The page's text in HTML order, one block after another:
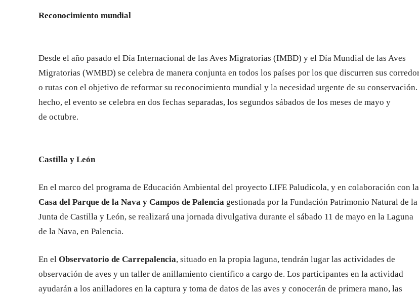
Reconocimiento mundial
Desde el año pasado el Día Internacional de las Aves Migratorias (IMBD) y el Día Mundial de las Aves
Migratorias (WMBD) se celebra de manera conjunta en todos los países por los que discurren sus
o rutas con el objetivo de reformar su reconocimiento mundial y la necesidad urgente de su conservación.
hecho, el evento se celebra en dos fechas separadas, los segundos sábados de los meses de mayo y
de octubre.
Castilla y León
En el marco del programa de Educación Ambiental del proyecto LIFE Paludicola, y en colaboración con la
Casa del Parque de la Nava y Campos de Palencia gestionada por la Fundación Patrimonio Natural de la
Junta de Castilla y León, se realizará una jornada divulgativa durante el sábado 11 de mayo en la Laguna
de la Nava, en Palencia.
En el Observatorio de Carrepalencia, situado en la propia laguna, tendrán lugar las actividades de
observación de aves y un taller de anillamiento científico a cargo de. Los participantes en la actividad
ayudarán a los anilladores en la captura y toma de datos de las aves y conocerán de primera mano, las